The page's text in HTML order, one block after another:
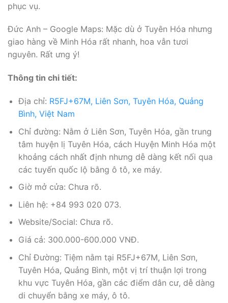
phục vụ.
Đức Anh – Google Maps: Mặc dù ở Tuyên Hóa nhưng
giao hàng về Minh Hóa rất nhanh, hoa vẫn tươi
nguyên. Rất ưng ý!
Thông tin chi tiết:
Địa chỉ: R5FJ+67M, Liên Sơn, Tuyên Hóa, Quảng
Bình, Việt Nam
Chỉ đường: Nằm ở Liên Sơn, Tuyên Hóa, gần trung
tâm huyện lị Tuyên Hóa, cách Huyện Minh Hóa một
khoảng cách nhất định nhưng dễ dàng kết nối qua
các tuyến quốc lộ bằng ô tô, xe máy.
Giờ mở cửa: Chưa rõ.
Liên hệ: +84 993 020 073.
Website/Social: Chưa rõ.
Giá cả: 300.000-600.000 VNĐ.
Chỉ Đường: Tiệm nằm tại R5FJ+67M, Liên Sơn,
Tuyên Hóa, Quảng Bình, một vị trí thuận lợi trong
khu vực Tuyên Hóa, gần các điểm dân cư, dễ dàng
di chuyển bằng xe máy, ô tô.